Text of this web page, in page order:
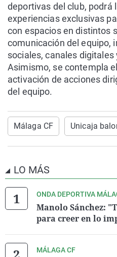
deportivas del club, podrá
experiencias exclusivas
con espacios en distintos
comunicación del equipo,
sociales, canales digitales
Asimismo, se contempla
activación de acciones
del equipo.
Málaga CF Unicaja
LO MÁS
ONDA DEPORTIVA
Manolo Sánchez:
para creer en lo
MÁLAGA CF